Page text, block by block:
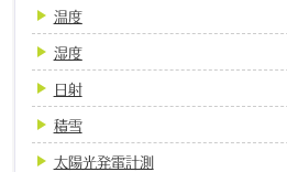
温度
湿度
日射
積雪
太陽光発電計測